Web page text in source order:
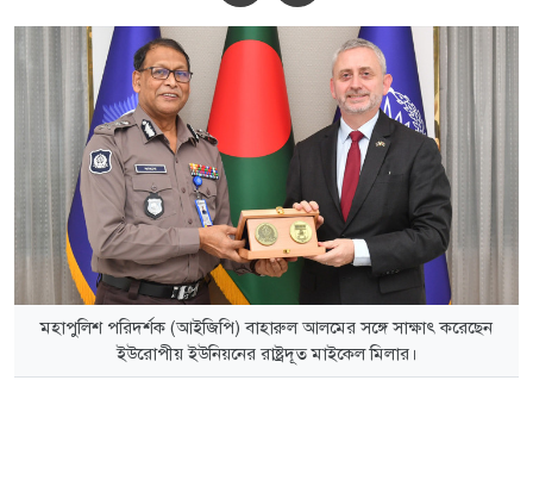
মহাপুলিশ পরিদর্শক (আইজিপি) বাহারুল আলমের সঙ্গে সাক্ষাৎ করেছেন
ইউরোপীয় ইউনিয়নের রাষ্ট্রদূত মাইকেল মিলার।